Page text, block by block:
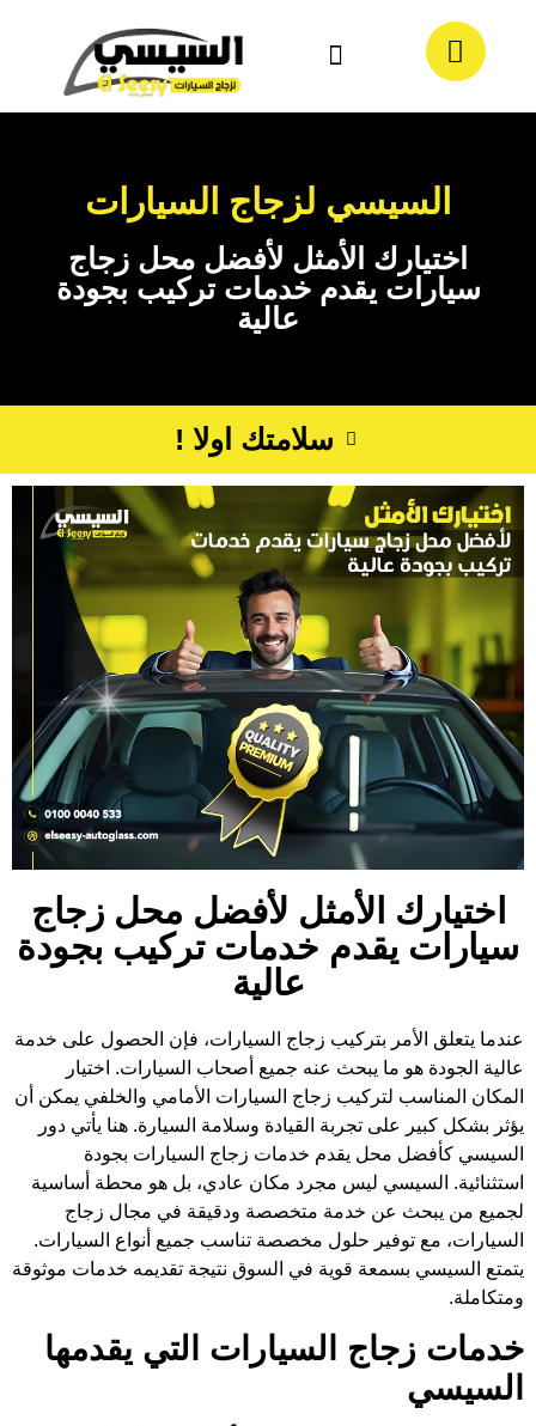
السيسي لزجاج السيارات
اختيارك الأمثل لأفضل محل زجاج
سيارات يقدم خدمات تركيب بجودة
عالية
سلامتك اولا !
اختيارك الأمثل لأفضل محل زجاج
سيارات يقدم خدمات تركيب بجودة
عالية
عندما يتعلق الأمر بتركيب زجاج السيارات، فإن الحصول على خدمة
عالية الجودة هو ما يبحث عنه جميع أصحاب السيارات. اختيار
المكان المناسب لتركيب زجاج السيارات الأمامي والخلفي يمكن أن
يؤثر بشكل كبير على تجربة القيادة وسلامة السيارة. هنا يأتي دور
السيسي كأفضل محل يقدم خدمات زجاج السيارات بجودة
استثنائية. السيسي ليس مجرد مكان عادي، بل هو محطة أساسية
لجميع من يبحث عن خدمة متخصصة ودقيقة في مجال زجاج
السيارات، مع توفير حلول مخصصة تناسب جميع أنواع السيارات.
يتمتع السيسي بسمعة قوية في السوق نتيجة تقديمه خدمات موثوقة
ومتكاملة.
خدمات زجاج السيارات التي يقدمها
السيسي